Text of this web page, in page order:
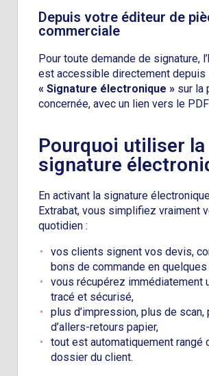
Depuis votre éditeur de
commerciale
Pour toute demande de signature,
est accessible directement depuis
« Signature électronique » sur la
concernée, avec un lien vers le
Pourquoi utiliser la
signature
En activant la signature
Extrabat, vous simplifiez vraiment
quotidien :
vos clients signent vos devis,
bons de commande en
vous récupérez immédiatement
tracé et sécurisé,
plus d’impression, plus de scan,
d’allers-retours papier,
tout est automatiquement rangé
dossier du client.